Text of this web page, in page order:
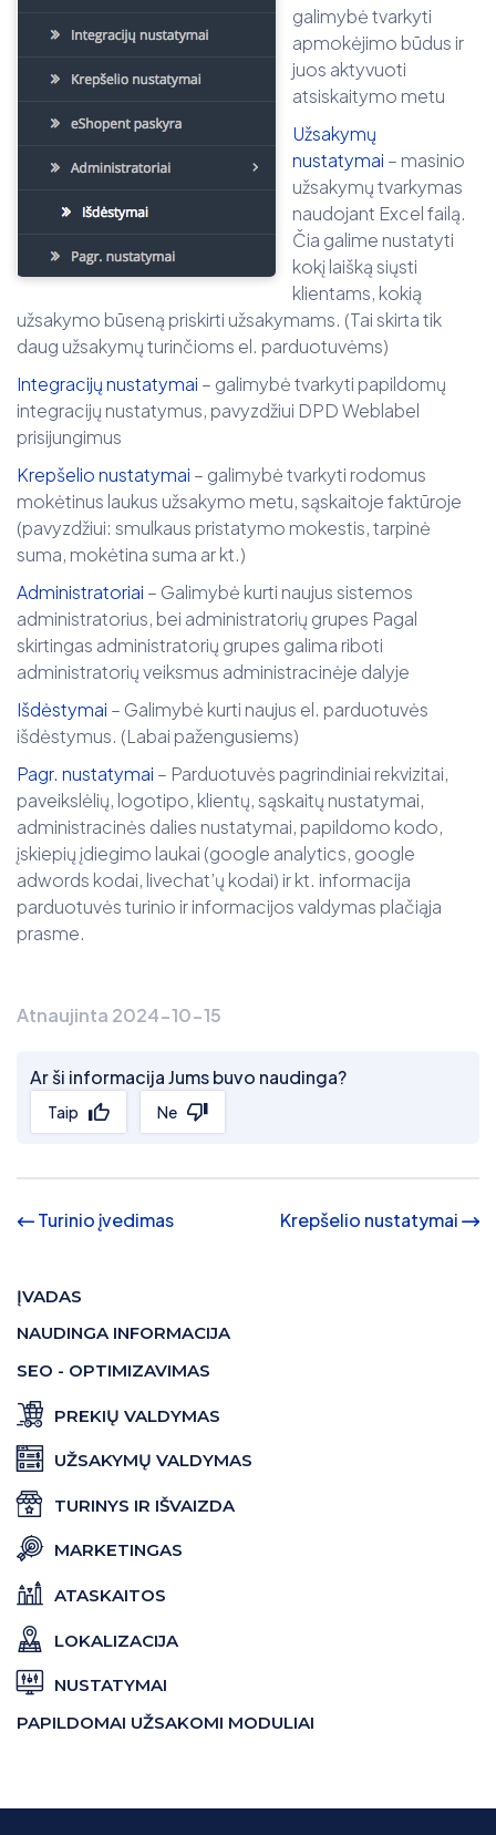
galimybė tvarkyti
apmokėjimo būdus ir
juos aktyvuoti
atsiskaitymo metu
Užsakymų
nustatymai – masinio
užsakymų tvarkymas
naudojant Excel failą.
Čia galime nustatyti
kokį laišką siųsti
klientams, kokią
užsakymo būseną priskirti užsakymams. (Tai skirta tik
daug užsakymų turinčioms el. parduotuvėms)
Integracijų nustatymai – galimybė tvarkyti papildomų
integracijų nustatymus, pavyzdžiui DPD Weblabel
prisijungimus
Krepšelio nustatymai – galimybė tvarkyti rodomus
mokėtinus laukus užsakymo metu, sąskaitoje faktūroje
(pavyzdžiui: smulkaus pristatymo mokestis, tarpinė
suma, mokėtina suma ar kt.)
Administratoriai – Galimybė kurti naujus sistemos
administratorius, bei administratorių grupes Pagal
skirtingas administratorių grupes galima riboti
administratorių veiksmus administracinėje dalyje
Išdėstymai – Galimybė kurti naujus el. parduotuvės
išdėstymus. (Labai pažengusiems)
Pagr. nustatymai – Parduotuvės pagrindiniai rekvizitai,
paveikslėlių, logotipo, klientų, sąskaitų nustatymai,
administracinės dalies nustatymai, papildomo kodo,
įskiepių įdiegimo laukai (google analytics, google
adwords kodai, livechat’ų kodai) ir kt. informacija
parduotuvės turinio ir informacijos valdymas plačiąja
prasme.
Atnaujinta 2024-10-15
Ar ši informacija Jums buvo naudinga?
Taip Ne
Turinio įvedimas Krepšelio nustatymai
ĮVADAS
NAUDINGA INFORMACIJA
SEO - OPTIMIZAVIMAS
PREKIŲ VALDYMAS
UŽSAKYMŲ VALDYMAS
TURINYS IR IŠVAIZDA
MARKETINGAS
ATASKAITOS
LOKALIZACIJA
NUSTATYMAI
PAPILDOMAI UŽSAKOMI MODULIAI